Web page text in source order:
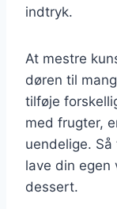
indtryk.
At mestre
døren til
tilføje
med frugter,
uendelige.
lave din egen
dessert.